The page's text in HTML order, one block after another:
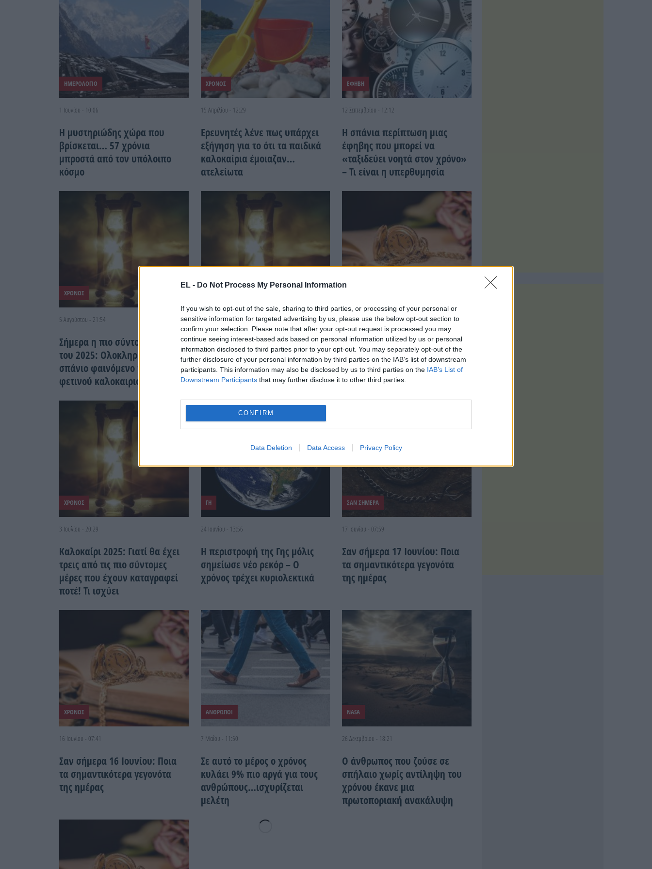
EL - Do Not Process My Personal Information
If you wish to opt-out of the sale, sharing to third parties, or processing of your personal or
sensitive information for targeted advertising by us, please use the below opt-out section to
confirm your selection. Please note that after your opt-out request is processed you may
continue seeing interest-based ads based on personal information utilized by us or personal
information disclosed to third parties prior to your opt-out. You may separately opt-out of the
further disclosure of your personal information by third parties on the IAB’s list of downstream
participants. This information may also be disclosed by us to third parties on the IAB’s List of
Downstream Participants that may further disclose it to other third parties.
CONFIRM
Data Deletion Data Access Privacy Policy
ΗΜΕΡΟΛΟΓΙΟ
1 Ιουνίου - 10:06
Η μυστηριώδης χώρα που
βρίσκεται… 57 χρόνια
μπροστά από τον υπόλοιπο
κόσμο
ΧΡΟΝΟΣ
15 Απριλίου - 12:29
Ερευνητές λένε πως υπάρχει
εξήγηση για το ότι τα παιδικά
καλοκαίρια έμοιαζαν…
ατελείωτα
ΕΦΗΒΗ
12 Σεπτεμβρίου - 12:12
Η σπάνια περίπτωση μιας
έφηβης που μπορεί να
«ταξιδεύει νοητά στον χρόνο»
– Τι είναι η υπερθυμησία
ΧΡΟΝΟΣ
5 Αυγούστου - 21:54
Σήμερα η πιο σύντομη μέρα
του 2025: Ολοκληρώνεται το
σπάνιο φαινόμενο του
φετινού καλοκαιριού
22 Ιουλίου - 19:43
Αν «ο χρόνος είναι απλώς μια
ψευδαίσθηση» τότε γιατί οι
άνθρωποι έχουν εμμονή μαζί
του;
5 Ιουλίου - 08:00
Σαν σήμερα 5 Ιουλίου: Ποια τα
σημαντικότερα γεγονότα της
ημέρας
ΧΡΟΝΟΣ
3 Ιουλίου - 20:29
Καλοκαίρι 2025: Γιατί θα έχει
τρεις από τις πιο σύντομες
μέρες που έχουν καταγραφεί
ποτέ! Τι ισχύει
ΓΗ
24 Ιουνίου - 13:56
Η περιστροφή της Γης μόλις
σημείωσε νέο ρεκόρ – Ο
χρόνος τρέχει κυριολεκτικά
ΣΑΝ ΣΗΜΕΡΑ
17 Ιουνίου - 07:59
Σαν σήμερα 17 Ιουνίου: Ποια
τα σημαντικότερα γεγονότα
της ημέρας
ΧΡΟΝΟΣ
16 Ιουνίου - 07:41
Σαν σήμερα 16 Ιουνίου: Ποια
τα σημαντικότερα γεγονότα
της ημέρας
ΑΝΘΡΩΠΟΙ
7 Μαΐου - 11:50
Σε αυτό το μέρος ο χρόνος
κυλάει 9% πιο αργά για τους
ανθρώπους…ισχυρίζεται
μελέτη
NASA
26 Δεκεμβρίου - 18:21
Ο άνθρωπος που ζούσε σε
σπήλαιο χωρίς αντίληψη του
χρόνου έκανε μια
πρωτοποριακή ανακάλυψη